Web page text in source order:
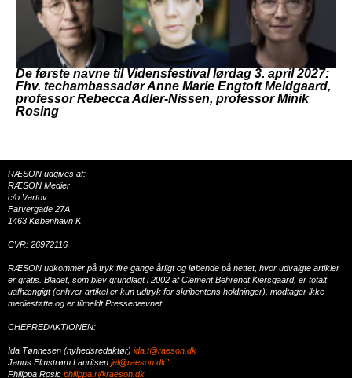
De første navne til Vidensfestival lørdag 3. april 2027:
Fhv. techambassadør Anne Marie Engtoft Meldgaard,
professor Rebecca Adler-Nissen, professor Minik
Rosing
RÆSON udgives af:
RÆSON Medier
c/o Vartov
Farvergade 27A
1463 København K
CVR: 26972116
RÆSON udkommer på tryk fire gange årligt og løbende på nettet, hvor udvalgte artikler
er gratis. Bladet, som blev grundlagt i 2002 af Clement Behrendt Kjersgaard, er totalt
uafhængigt (enhver artikel er kun udtryk for skribentens holdninger), modtager ikke
mediestøtte og er tilmeldt Pressenævnet.
CHEFREDAKTIONEN:
Ida Tønnesen (nyhedsredaktør) ida.t@raeson.dk
Janus Elmstrøm Lauritsen jel@raeson.dk"
Philippa Rosic philippa.r@raeson.dk